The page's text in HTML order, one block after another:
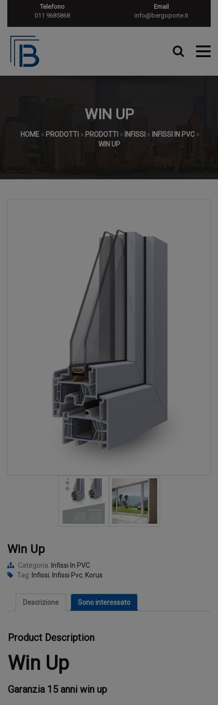
Telefono
011 9685868
Email
info@bergoporte.it
WIN UP
HOME» PRODOTTI » PRODOTTI » INFISSI » INFISSI IN PVC»
WIN UP
Win Up
Categoria: Infissi In PVC
Tag: Infissi, Infissi Pvc, Korus
Descrizione Sono interessato
Product Description
Win Up
Garanzia 15 anni win up